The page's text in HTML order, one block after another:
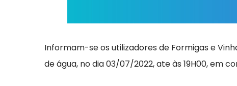
Informam-se os utilizadores de Formigas e
de água, no dia 03/07/2022, ate às 19H00, em